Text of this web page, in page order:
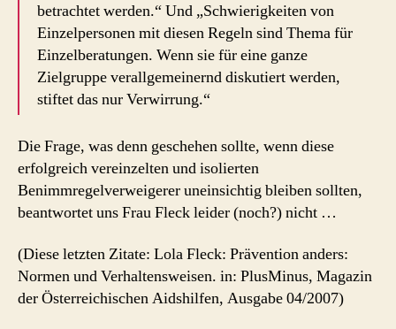
betrachtet werden.“ Und „Schwierigkeiten von
Einzelpersonen mit diesen Regeln sind Thema für
Einzelberatungen. Wenn sie für eine ganze
Zielgruppe verallgemeinernd diskutiert werden,
stiftet das nur Verwirrung.“
Die Frage, was denn geschehen sollte, wenn diese
erfolgreich vereinzelten und isolierten
Benimmregelverweigerer uneinsichtig bleiben sollten,
beantwortet uns Frau Fleck leider (noch?) nicht …
(Diese letzten Zitate: Lola Fleck: Prävention anders:
Normen und Verhaltensweisen. in: PlusMinus, Magazin
der Österreichischen Aidshilfen, Ausgabe 04/2007)